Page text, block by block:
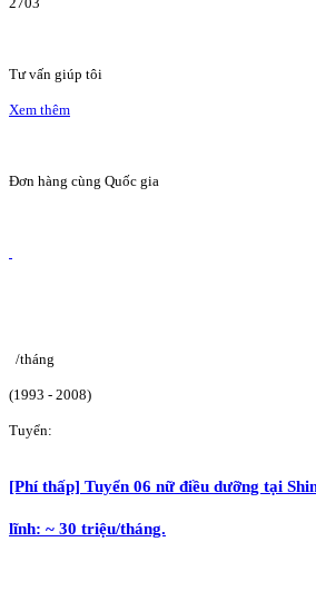
Tư vấn giúp tôi
Xem thêm
Đơn hàng cùng Quốc gia
/tháng
(1993 - 2008)
Tuyển:
[Phí thấp] Tuyển 06 nữ điều dưỡng tại
lĩnh: ~ 30 triệu/tháng.